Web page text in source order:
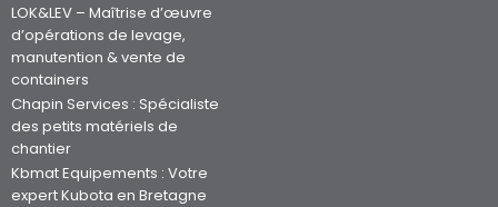
LOK&LEV – Maîtrise d’œuvre
d’opérations de levage,
manutention & vente de
containers
Chapin Services : Spécialiste
des petits matériels de
chantier
Kbmat Equipements : Votre
expert Kubota en Bretagne